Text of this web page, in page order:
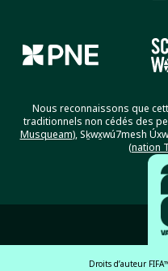
Nous reconnaissons que
traditionnels non cédés des
Musqueam), Sḵwx̱wú7mesh
(nation
Droits d’auteur